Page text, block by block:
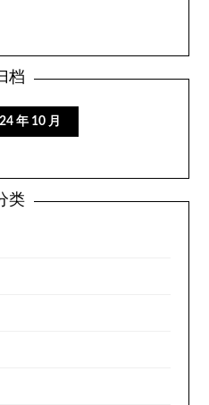
档
年 10 月
类